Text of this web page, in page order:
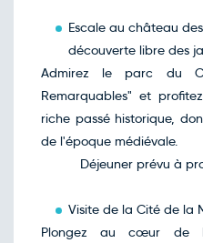
Escale au château
découverte libre des
Admirez le parc du
Remarquables" et
riche passé historique,
de l'époque médiévale.
Déjeuner prévu à
Visite de la Cité de la
Plongez au cœur de